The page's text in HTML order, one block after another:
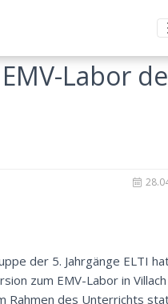
Labor
der 5. Jahrgänge ELTI
zum EMV-Labor in Villach
Rahmen des Unterrichts